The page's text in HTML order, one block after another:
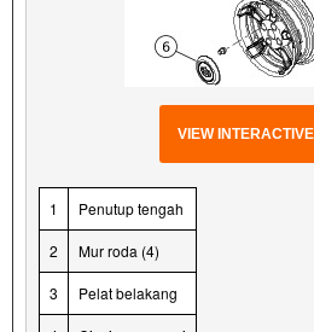
VIEW
1 Penutup tengah
2 Mur roda (4)
3 Pelat belakang